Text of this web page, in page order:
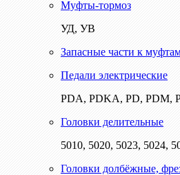
Муфты-тормоз
УД, УВ
Запасные части к
Педали электрические
PDA, PDKA, PD, PDM,
Головки делительные
5010, 5020, 5023, 5024,
Головки долбёжные,